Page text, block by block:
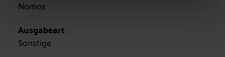
Nomos
Ausgabeart
Sonstige